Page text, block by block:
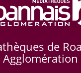
de
Agglomération